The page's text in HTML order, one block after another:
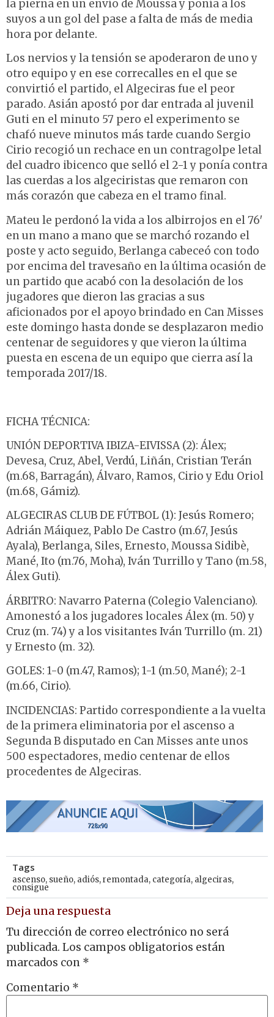
la pierna en un envío de Moussa y ponía a los
suyos a un gol del pase a falta de más de media
hora por delante.
Los nervios y la tensión se apoderaron de uno y
otro equipo y en ese correcalles en el que se
convirtió el partido, el Algeciras fue el peor
parado. Asián apostó por dar entrada al juvenil
Guti en el minuto 57 pero el experimento se
chafó nueve minutos más tarde cuando Sergio
Cirio recogió un rechace en un contragolpe letal
del cuadro ibicenco que selló el 2-1 y ponía contra
las cuerdas a los algeciristas que remaron con
más corazón que cabeza en el tramo final.
Mateu le perdonó la vida a los albirrojos en el 76′
en un mano a mano que se marchó rozando el
poste y acto seguido, Berlanga cabeceó con todo
por encima del travesaño en la última ocasión de
un partido que acabó con la desolación de los
jugadores que dieron las gracias a sus
aficionados por el apoyo brindado en Can Misses
este domingo hasta donde se desplazaron medio
centenar de seguidores y que vieron la última
puesta en escena de un equipo que cierra así la
temporada 2017/18.
FICHA TÉCNICA:
UNIÓN DEPORTIVA IBIZA-EIVISSA (2): Álex;
Devesa, Cruz, Abel, Verdú, Liñán, Cristian Terán
(m.68, Barragán), Álvaro, Ramos, Cirio y Edu Oriol
(m.68, Gámiz).
ALGECIRAS CLUB DE FÚTBOL (1): Jesús Romero;
Adrián Máiquez, Pablo De Castro (m.67, Jesús
Ayala), Berlanga, Siles, Ernesto, Moussa Sidibè,
Mané, Ito (m.76, Moha), Iván Turrillo y Tano (m.58,
Álex Guti).
ÁRBITRO: Navarro Paterna (Colegio Valenciano).
Amonestó a los jugadores locales Álex (m. 50) y
Cruz (m. 74) y a los visitantes Iván Turrillo (m. 21)
y Ernesto (m. 32).
GOLES: 1-0 (m.47, Ramos); 1-1 (m.50, Mané); 2-1
(m.66, Cirio).
INCIDENCIAS: Partido correspondiente a la vuelta
de la primera eliminatoria por el ascenso a
Segunda B disputado en Can Misses ante unos
500 espectadores, medio centenar de ellos
procedentes de Algeciras.
Tags
ascenso, sueño, adiós,remontada, categoría, algeciras,
consigue
Deja una respuesta
Tu dirección de correo electrónico no será
publicada. Los campos obligatorios están
marcados con *
Comentario *